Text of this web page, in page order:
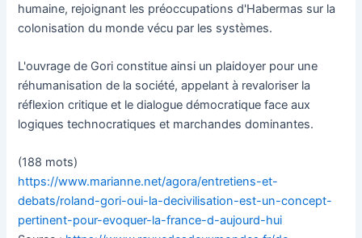
humaine, rejoignant les préoccupations d'Habermas sur la
colonisation du monde vécu par les systèmes.
L'ouvrage de Gori constitue ainsi un plaidoyer pour une
réhumanisation de la société, appelant à revaloriser la
réflexion critique et le dialogue démocratique face aux
logiques technocratiques et marchandes dominantes.
(188 mots)
https://www.marianne.net/agora/entretiens-et-
debats/roland-gori-oui-la-decivilisation-est-un-concept-
pertinent-pour-evoquer-la-france-d-aujourd-hui